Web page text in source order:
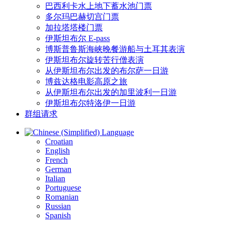
巴西利卡水上地下蓄水池门票
多尔玛巴赫切宫门票
加拉塔塔楼门票
伊斯坦布尔 E-pass
博斯普鲁斯海峡晚餐游船与土耳其表演
伊斯坦布尔旋转苦行僧表演
从伊斯坦布尔出发的布尔萨一日游
博兹达格电影高原之旅
从伊斯坦布尔出发的加里波利一日游
伊斯坦布尔特洛伊一日游
群组请求
Language
Croatian
English
French
German
Italian
Portuguese
Romanian
Russian
Spanish